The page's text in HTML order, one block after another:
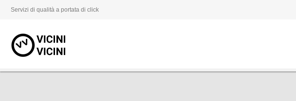
Servizi di qualità a portata di click